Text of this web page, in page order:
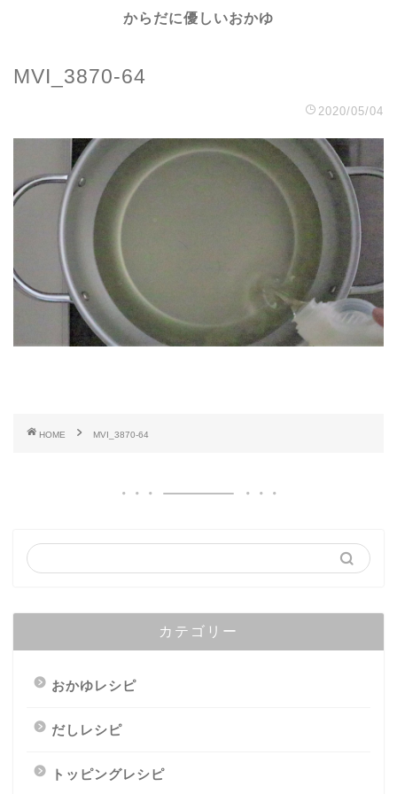
からだに優しいおかゆ
MVI_3870-64
2020/05/04
HOME MVI_3870-64
カテゴリー
おかゆレシピ
だしレシピ
トッピングレシピ